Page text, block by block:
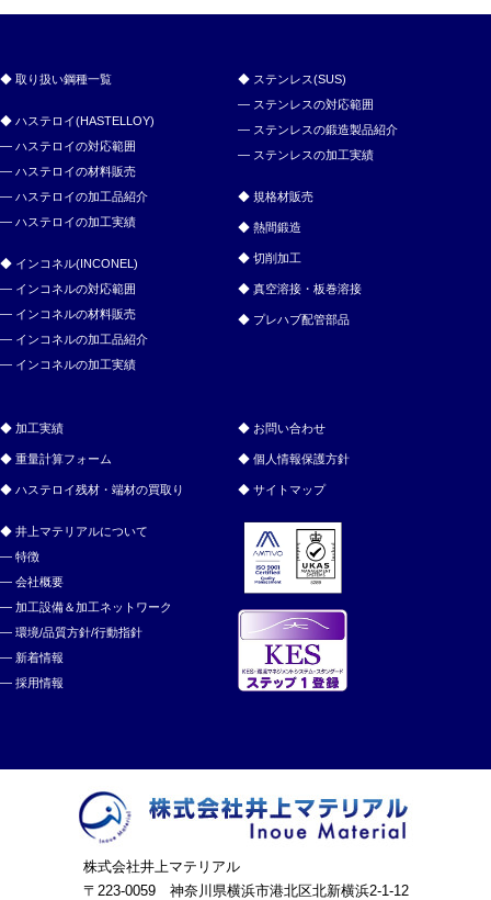
取り扱い鋼種一覧
ハステロイ(HASTELLOY)
ハステロイの対応範囲
ハステロイの材料販売
ハステロイの加工品紹介
ハステロイの加工実績
インコネル(INCONEL)
インコネルの対応範囲
インコネルの材料販売
インコネルの加工品紹介
インコネルの加工実績
ステンレス(SUS)
ステンレスの対応範囲
ステンレスの鍛造製品紹介
ステンレスの加工実績
規格材販売
熱間鍛造
切削加工
真空溶接・板巻溶接
プレハブ配管部品
加工実績
重量計算フォーム
ハステロイ残材・端材の買取り
井上マテリアルについて
特徴
会社概要
加工設備＆加工ネットワーク
環境/品質方針/行動指針
新着情報
採用情報
お問い合わせ
個人情報保護方針
サイトマップ
株式会社井上マテリアル
〒223-0059 神奈川県横浜市港北区北新横浜2-1-12